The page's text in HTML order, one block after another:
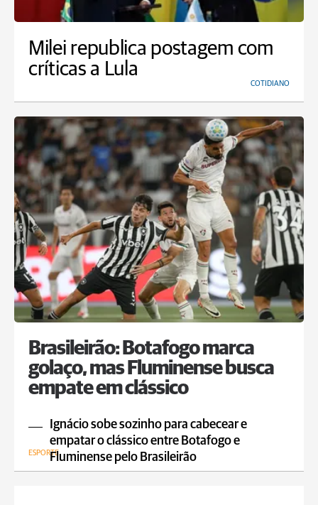
Milei republica postagem com
críticas a Lula
COTIDIANO
Brasileirão: Botafogo marca
golaço, mas Fluminense busca
empate em clássico
Ignácio sobe sozinho para cabecear e
empatar o clássico entre Botafogo e
Fluminense pelo Brasileirão
ESPORTE